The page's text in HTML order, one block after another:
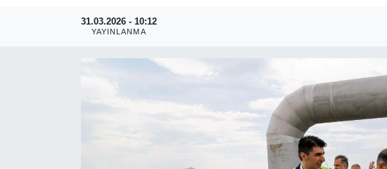
31.03.2026 - 10:12
YAYINLANMA